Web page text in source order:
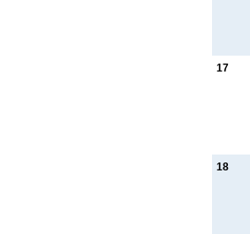
17
18